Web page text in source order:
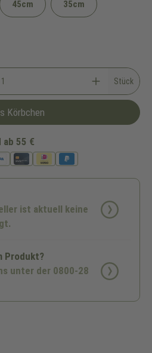
45cm 35cm
Stück
Körbchen
55 €
ist aktuell keine
Produkt?
unter der 0800-28